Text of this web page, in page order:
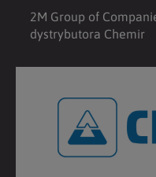
2M Group of
dystrybutora Chemir